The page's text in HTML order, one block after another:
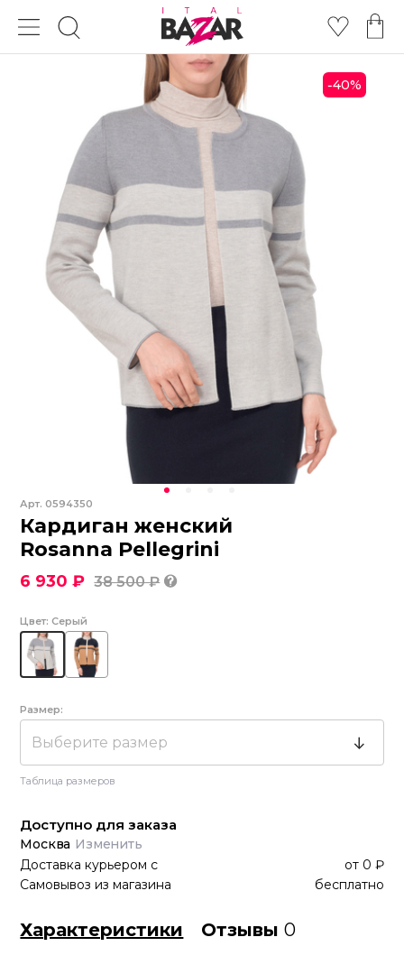
-40%
Арт.0594350
Кардиган женский
Rosanna Pellegrini
6 930 ₽ 38 500 ₽
Цвет: Серый
Размер:
Выберите размер
Таблица размеров
Доступно для заказа
Москва Изменить
Доставка курьером с от 0 ₽
Самовывоз из магазина
бесплатно
Характеристики Отзывы0